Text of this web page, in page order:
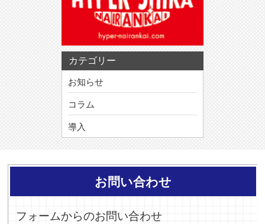
カテゴリー
お知らせ
コラム
導入
お問い合わせ
フォームからのお問い合わせ